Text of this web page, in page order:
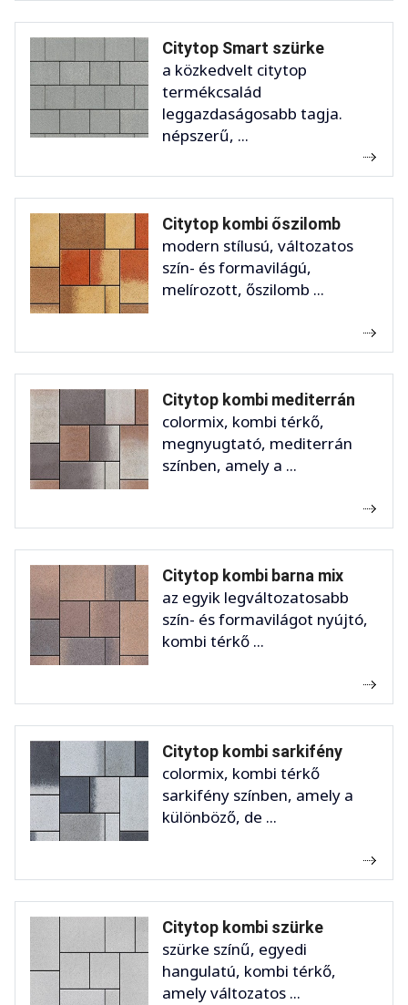
Citytop Smart szürke
a közkedvelt citytop
termékcsalád
leggazdaságosabb tagja.
népszerű, ...
Citytop kombi őszilomb
modern stílusú, változatos
szín- és formavilágú,
melírozott, őszilomb ...
Citytop kombi mediterrán
colormix, kombi térkő,
megnyugtató, mediterrán
színben, amely a ...
Citytop kombi barna mix
az egyik legváltozatosabb
szín- és formavilágot nyújtó,
kombi térkő ...
Citytop kombi sarkifény
colormix, kombi térkő
sarkifény színben, amely a
különböző, de ...
Citytop kombi szürke
szürke színű, egyedi
hangulatú, kombi térkő,
amely változatos ...